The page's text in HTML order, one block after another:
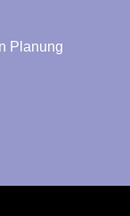
Planung